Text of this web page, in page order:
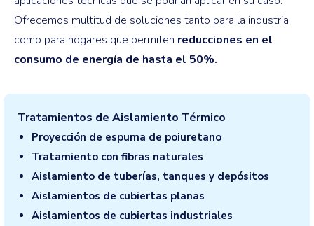
Ofrecemos multitud de soluciones tanto para la industria
como para hogares que permiten reducciones en el
consumo de energía de hasta el 50%.
Tratamientos de Aislamiento Térmico
Proyección de espuma de poiuretano
Tratamiento con fibras naturales
Aislamiento de tuberías, tanques y depósitos
Aislamientos de cubiertas planas
Aislamientos de cubiertas industriales